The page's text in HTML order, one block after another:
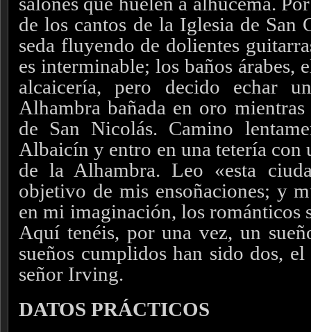
de los cantos de la Iglesia de San
seda fluyendo de dolientes
es interminable; los baños árabes,
alcaicería, pero decido echar
Alhambra bañada en oro
de San Nicolás. Camino
Albaicín y entro en una tetería con
de la Alhambra. Leo «esta
objetivo de mis ensoñaciones; y
en mi imaginación, los románticos
Aquí tenéis, por una vez, un
sueños cumplidos han sido dos,
señor Irving.
DATOS PRÁCTICOS